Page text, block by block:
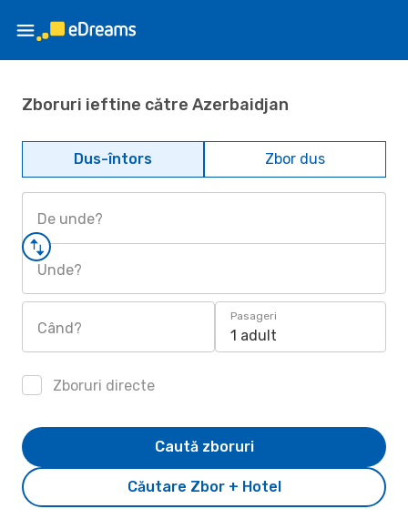
Zboruri ieftine către Azerbaidjan
Dus-întors Zbor dus
De unde?
Unde?
Când?
Pasageri
1 adult
Zboruri directe
Căutare Zbor + Hotel
Caută zboruri